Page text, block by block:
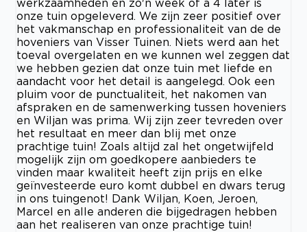
werkzaamheden en zo'n week of a 4 later is
onze tuin opgeleverd. We zijn zeer positief over
het vakmanschap en professionaliteit van de de
hoveniers van Visser Tuinen. Niets werd aan het
toeval overgelaten en we kunnen wel zeggen dat
we hebben gezien dat onze tuin met liefde en
aandacht voor het detail is aangelegd. Ook een
pluim voor de punctualiteit, het nakomen van
afspraken en de samenwerking tussen hoveniers
en Wiljan was prima. Wij zijn zeer tevreden over
het resultaat en meer dan blij met onze
prachtige tuin! Zoals altijd zal het ongetwijfeld
mogelijk zijn om goedkopere aanbieders te
vinden maar kwaliteit heeft zijn prijs en elke
geïnvesteerde euro komt dubbel en dwars terug
in ons tuingenot! Dank Wiljan, Koen, Jeroen,
Marcel en alle anderen die bijgedragen hebben
aan het realiseren van onze prachtige tuin!